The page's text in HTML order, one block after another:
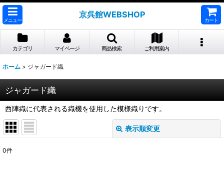
メニュー
京呉館WEBSHOP
カート
カテゴリ マイページ 商品検索 ご利用案内
ホーム > ジャガード織
ジャガード織
西陣織に代表される織機を使用した模様織りです。
表示順変更
0件